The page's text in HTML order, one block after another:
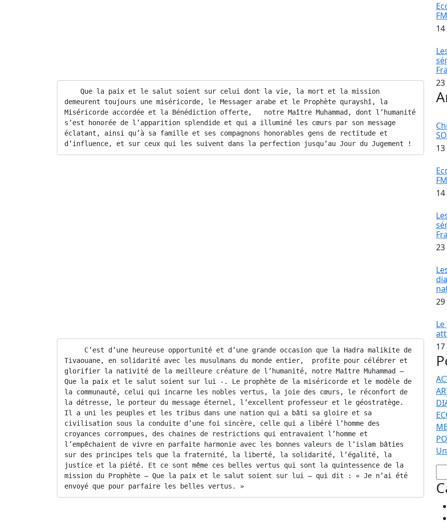
    Que la paix et le salut soient sur celui dont la vie, la mort et la mission
demeurent toujours une miséricorde, le Messager arabe et le Prophète qurayshî, la
Miséricorde accordée et la Bénédiction offerte,   notre Maître Muhammad, dont l’humanité
s’est honorée de l’apparition splendide et qui a illuminé les cœurs par son message
éclatant, ainsi qu’à sa famille et ses compagnons honorables gens de rectitude et
d’influence, et sur ceux qui les suivent dans la perfection jusqu’au Jour du Jugement !
     C’est d’une heureuse opportunité et d’une grande occasion que la Hadra malikite de
Tivaouane, en solidarité avec les musulmans du monde entier,  profite pour célébrer et
glorifier la nativité de la meilleure créature de l’humanité, notre Maître Muhammad –
Que la paix et le salut soient sur lui -. Le prophète de la miséricorde et le modèle de
la communauté, celui qui incarne les nobles vertus, la joie des cœurs, le réconfort de
la détresse, le porteur du message éternel, l’excellent professeur et le géostratège.
Il a uni les peuples et les tribus dans une nation qui a bâti sa gloire et sa
civilisation sous la conduite d’une foi sincère, celle qui a libéré l’homme des
croyances corrompues, des chaines de restrictions qui entravaient l’homme et
l’empêchaient de vivre en parfaite harmonie avec les bonnes valeurs de l’islam bâties
sur des principes tels que la fraternité, la liberté, la solidarité, l’égalité, la
justice et la piété. Et ce sont même ces belles vertus qui sont la quintessence de la
mission du Prophète – Que la paix et le salut soient sur lui – qui dit : « Je n’ai été
envoyé que pour parfaire les belles vertus. »